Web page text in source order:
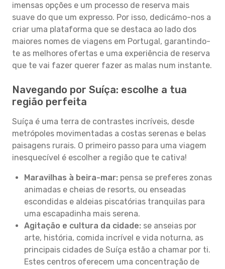
imensas opções e um processo de reserva mais
suave do que um expresso. Por isso, dedicámo-nos a
criar uma plataforma que se destaca ao lado dos
maiores nomes de viagens em Portugal, garantindo-
te as melhores ofertas e uma experiência de reserva
que te vai fazer querer fazer as malas num instante.
Navegando por Suíça: escolhe a tua
região perfeita
Suíça é uma terra de contrastes incríveis, desde
metrópoles movimentadas a costas serenas e belas
paisagens rurais. O primeiro passo para uma viagem
inesquecível é escolher a região que te cativa!
Maravilhas à beira-mar: pensa se preferes zonas
animadas e cheias de resorts, ou enseadas
escondidas e aldeias piscatórias tranquilas para
uma escapadinha mais serena.
Agitação e cultura da cidade: se anseias por
arte, história, comida incrível e vida noturna, as
principais cidades de Suíça estão a chamar por ti.
Estes centros oferecem uma concentração de